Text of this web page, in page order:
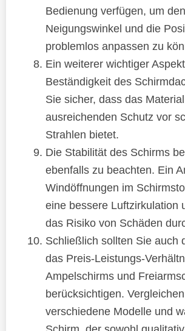
Bedienung verfügen, um den
Neigungswinkel und die
problemlos anpassen zu
Ein weiterer wichtiger
Beständigkeit des
Sie sicher, dass das
ausreichenden Schutz vor
Strahlen bietet.
Die Stabilität des Schirms
ebenfalls zu beachten. Ein
Windöffnungen im
eine bessere Luftzirkulation
das Risiko von Schäden
Schließlich sollten Sie auch
das Preis-Leistungs-
Ampelschirms und
berücksichtigen.
verschiedene Modelle und